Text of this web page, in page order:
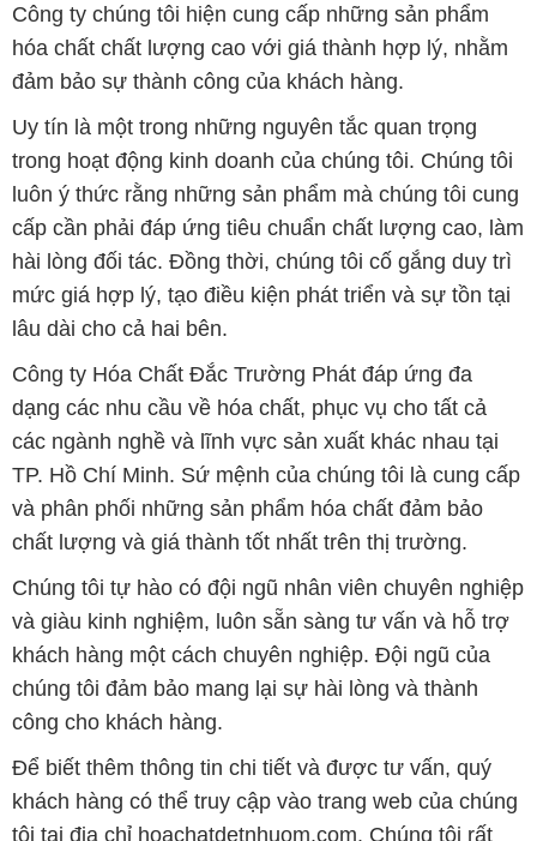
Công ty chúng tôi hiện cung cấp những sản phẩm
hóa chất chất lượng cao với giá thành hợp lý, nhằm
đảm bảo sự thành công của khách hàng.
Uy tín là một trong những nguyên tắc quan trọng
trong hoạt động kinh doanh của chúng tôi. Chúng tôi
luôn ý thức rằng những sản phẩm mà chúng tôi cung
cấp cần phải đáp ứng tiêu chuẩn chất lượng cao, làm
hài lòng đối tác. Đồng thời, chúng tôi cố gắng duy trì
mức giá hợp lý, tạo điều kiện phát triển và sự tồn tại
lâu dài cho cả hai bên.
Công ty Hóa Chất Đắc Trường Phát đáp ứng đa
dạng các nhu cầu về hóa chất, phục vụ cho tất cả
các ngành nghề và lĩnh vực sản xuất khác nhau tại
TP. Hồ Chí Minh. Sứ mệnh của chúng tôi là cung cấp
và phân phối những sản phẩm hóa chất đảm bảo
chất lượng và giá thành tốt nhất trên thị trường.
Chúng tôi tự hào có đội ngũ nhân viên chuyên nghiệp
và giàu kinh nghiệm, luôn sẵn sàng tư vấn và hỗ trợ
khách hàng một cách chuyên nghiệp. Đội ngũ của
chúng tôi đảm bảo mang lại sự hài lòng và thành
công cho khách hàng.
Để biết thêm thông tin chi tiết và được tư vấn, quý
khách hàng có thể truy cập vào trang web của chúng
tôi tại địa chỉ hoachatdetnhuom.com. Chúng tôi rất